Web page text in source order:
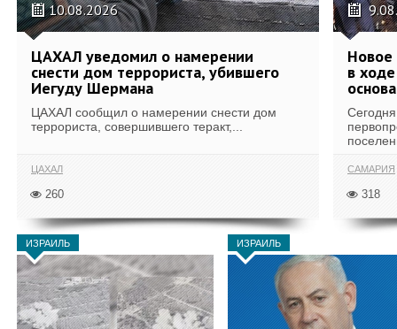
10.08.2026
ЦАХАЛ уведомил о намерении
снести дом террориста, убившего
Иегуду Шермана
ЦАХАЛ сообщил о намерении снести дом
террориста, совершившего теракт,...
ЦАХАЛ
260
Новое
в
САМАРИЯ
318
ИЗРАИЛЬ ИЗРАИЛЬ